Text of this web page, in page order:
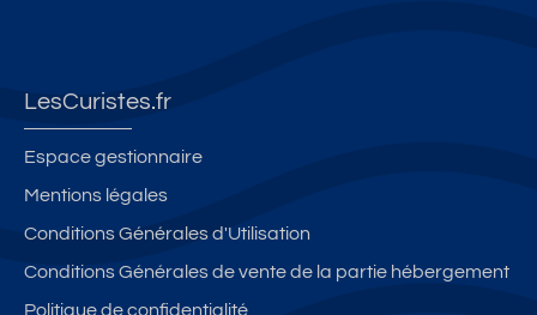
LesCuristes.fr
Espace gestionnaire
Mentions légales
Conditions Générales d'Utilisation
Conditions Générales de vente de la partie hébergement
Politique de confidentialité